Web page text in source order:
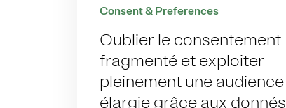
Consent & Preferences
Oublier le consentement
fragmenté et exploiter
pleinement une audience
élargie grâce aux donnés